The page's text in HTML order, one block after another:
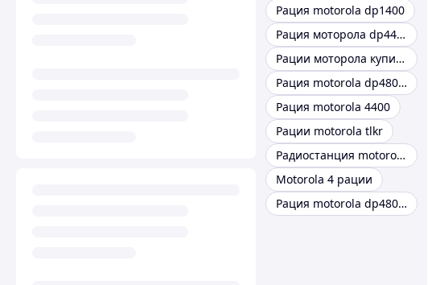
Рация motorola dp1400
Рация моторола dp4400e
Рации моторола купить
Рация motorola dp4800e
Рация motorola 4400
Рации motorola tlkr
Радиостанция motorola dp4800e
Motorola 4 рации
Рация motorola dp4800e vhf aes-256